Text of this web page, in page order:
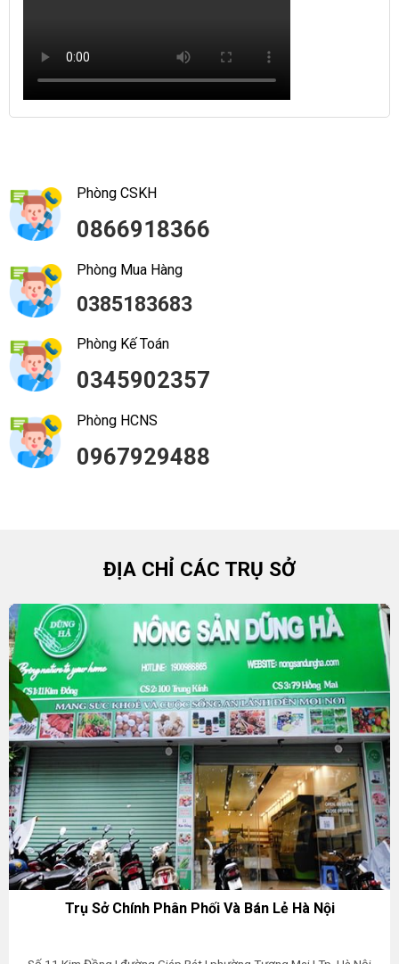
Phòng CSKH
0866918366
Phòng Mua Hàng
0385183683
Phòng Kế Toán
0345902357
Phòng HCNS
0967929488
ĐỊA CHỈ CÁC TRỤ SỞ
Trụ Sở Chính Phân Phối Và Bán Lẻ Hà Nội